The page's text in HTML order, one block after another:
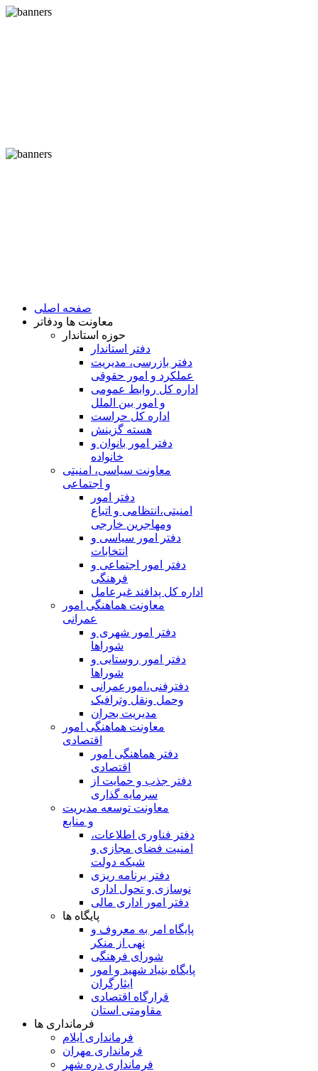
صفحه اصلی
معاونت ها ودفاتر
حوزه استاندار
دفتر استاندار
دفتر بازرسی، مدیریت
عملکرد و امور حقوقی
اداره کل روابط عمومی
و امور بین الملل
اداره کل حراست
هسته گزینش
دفتر امور بانوان و
خانواده
معاونت سیاسی، امنیتی
و اجتماعی
دفتر امور
امنيتی،انتظامی و اتباع
ومهاجرین خارجی
دفتر امور سیاسی و
انتخابات
دفتر امور اجتماعی و
فرهنگی
اداره کل پدافند غیرعامل
معاونت هماهنگی امور
عمرانی
دفتر امور شهری و
شوراها
دفتر امور روستایی و
شوراها
دفترفنی،امورعمرانی
وحمل ونقل وترافيک
مدیریت بحران
معاونت هماهنگی امور
اقتصادی
دفتر هماهنگی امور
اقتصادی
دفتر جذب و حمایت از
سرمایه گذاری
معاونت توسعه مدیریت
و منابع
دفتر فناوری اطلاعات،
امنیت فضای مجازی و
شبکه دولت
دفتر برنامه ریزی
نوسازی و تحول اداری
دفتر امور اداری مالی
پایگاه ها
پایگاه امر به معروف و
نهی از منکر
شورای فرهنگی
پایگاه بنیاد شهید و امور
ایثارگران
قرارگاه اقتصادی
مقاومتی استان
فرمانداری ها
فرمانداری ایلام
فرمانداری مهران
فرمانداری دره شهر